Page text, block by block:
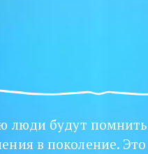
люди будут помнить
в поколение. Это